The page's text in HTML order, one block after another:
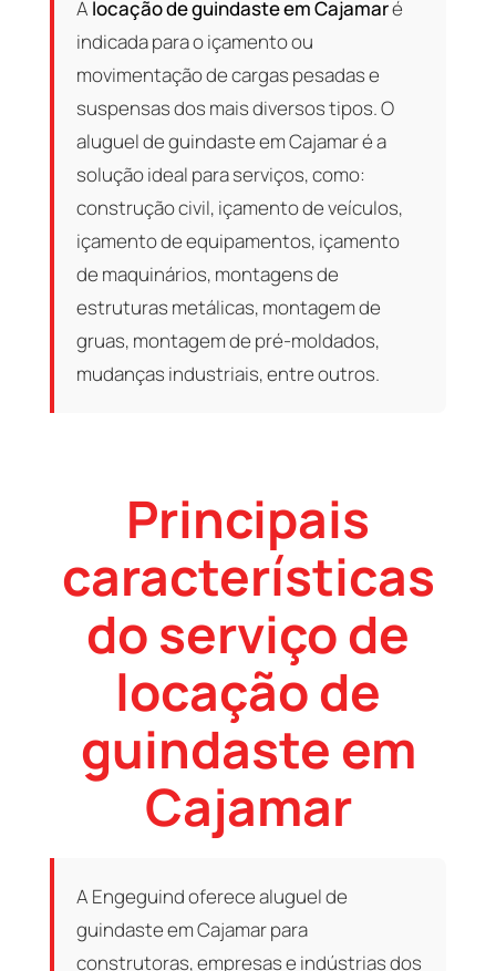
A locação de guindaste em Cajamaré
indicada para o içamento ou
movimentação de cargas pesadas e
suspensas dos mais diversos tipos. O
aluguel de guindaste em Cajamar é a
solução ideal para serviços, como:
construção civil, içamento de veículos,
içamento de equipamentos, içamento
de maquinários, montagens de
estruturas metálicas, montagem de
gruas, montagem de pré-moldados,
mudanças industriais, entre outros.
Principais
características
do serviço de
locação de
guindaste em
Cajamar
A Engeguind oferece aluguel de
guindaste em Cajamar para
construtoras, empresas e indústrias dos